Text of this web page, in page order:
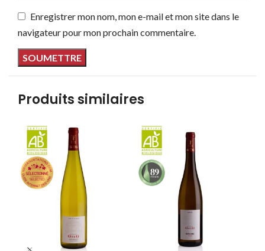
Enregistrer mon nom, mon e-mail et mon site dans le
navigateur pour mon prochain commentaire.
Produits similaires